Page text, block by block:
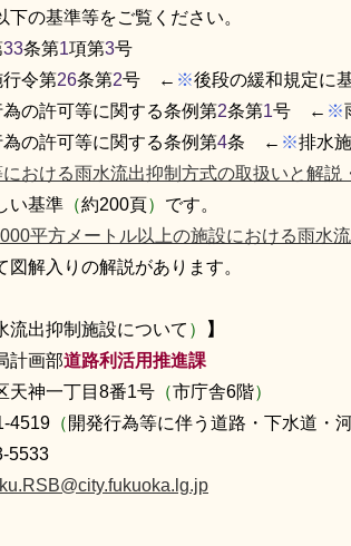
の基準等をご覧ください。
33条第1項第3号
令第26条第2号 ← ※後段の緩和規定に
の許可等に関する条例第2条第1号 ← ※
の許可等に関する条例第4条 ← ※排水
おける雨水流出抑制方式の取扱いと解説
い基準 （約200頁） です。
平方メートル以上の施設における雨水
図解入りの解説があります。
流出抑制施設について ）
】
計画部道路利活用推進課
天神一丁目8番1号 （市庁舎6階）
4519 （ 開発行為等に伴う道路・下水道・
5533